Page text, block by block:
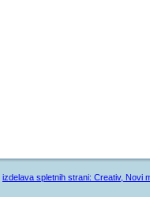
izdelava spletnih strani: Creativ, Novi